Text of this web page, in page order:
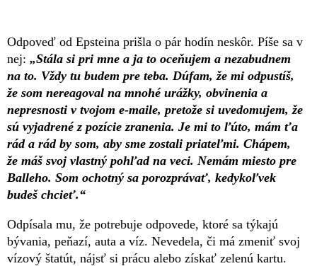
Odpoveď od Epsteina prišla o pár hodín neskôr. Píše sa v
nej: „Stála si pri mne a ja to oceňujem a nezabudnem
na to. Vždy tu budem pre teba. Dúfam, že mi odpustíš,
že som nereagoval na mnohé urážky, obvinenia a
nepresnosti v tvojom e-maile, pretože si uvedomujem, že
sú vyjadrené z pozície zranenia. Je mi to ľúto, mám ťa
rád a rád by som, aby sme zostali priateľmi. Chápem,
že máš svoj vlastný pohľad na veci. Nemám miesto pre
Balleho. Som ochotný sa porozprávať, kedykoľvek
budeš chcieť.“
Odpísala mu, že potrebuje odpovede, ktoré sa týkajú
bývania, peňazí, auta a víz. Nevedela, či má zmeniť svoj
vízový štatút, nájsť si prácu alebo získať zelenú kartu.